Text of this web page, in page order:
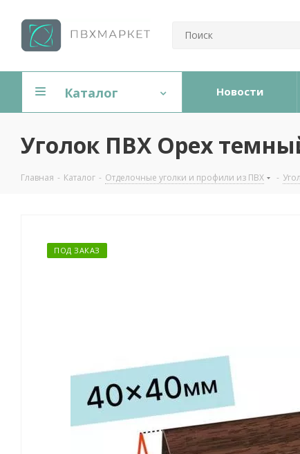
Каталог Новости
Уголок ПВХ Орех
Главная - Каталог - Отделочные уголки и профили из ПВХ -
ПОД ЗАКАЗ